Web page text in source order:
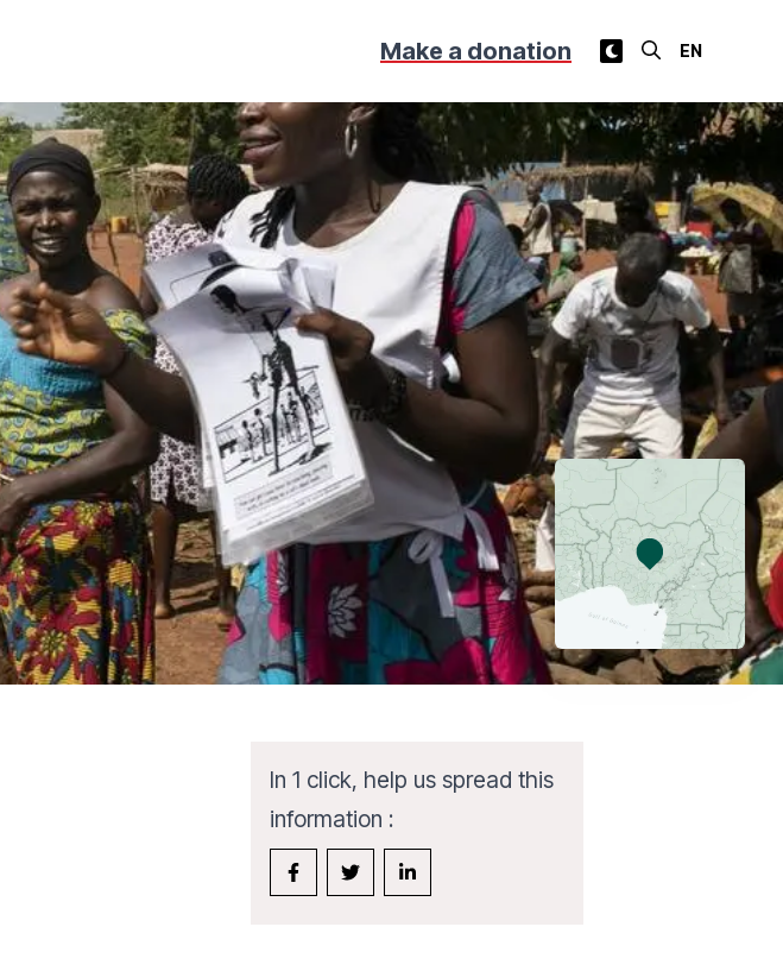
Make a donation
In 1 click, help us spread this
information :